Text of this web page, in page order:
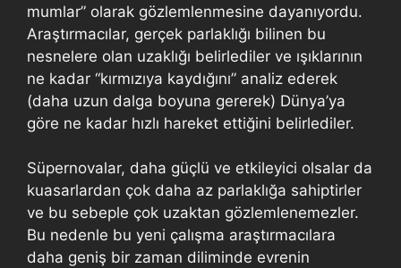
mumlar” olarak gözlemlenmesine dayanıyordu.
Araştırmacılar, gerçek parlaklığı bilinen bu
nesnelere olan uzaklığı belirlediler ve ışıklarının
ne kadar “kırmızıya kaydığını” analiz ederek
(daha uzun dalga boyuna gererek) Dünya’ya
göre ne kadar hızlı hareket ettiğini belirlediler.
Süpernovalar, daha güçlü ve etkileyici olsalar da
kuasarlardan çok daha az parlaklığa sahiptirler
ve bu sebeple çok uzaktan gözlemlenemezler.
Bu nedenle bu yeni çalışma araştırmacılara
daha geniş bir zaman diliminde evrenin